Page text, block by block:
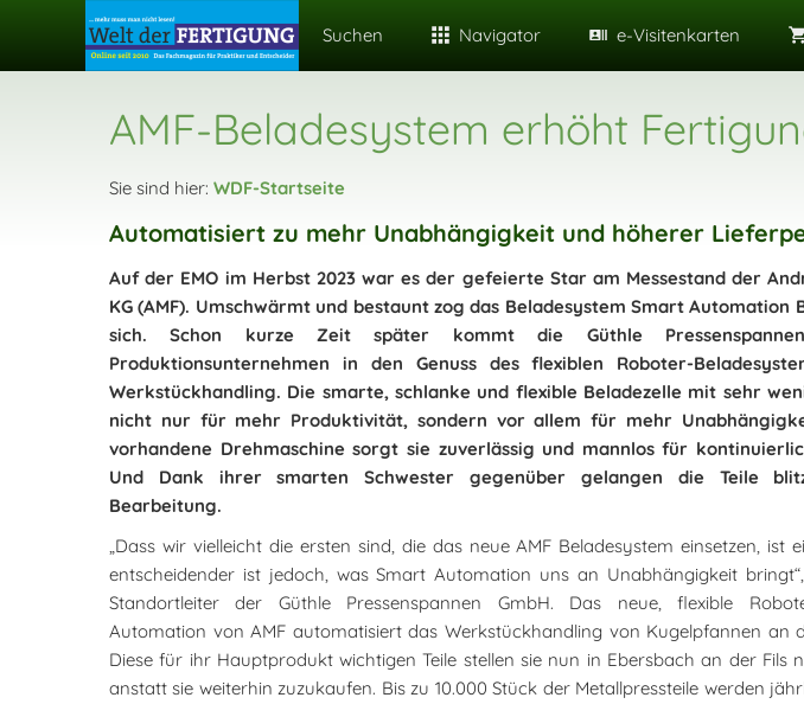
Suchen Navigator e-Visitenkarten
AMF-Beladesystem erhöht
Sie sind hier: WDF-Startseite
Automatisiert zu mehr Unabhängigkeit und höherer
Auf der EMO im Herbst 2023 war es der gefeierte Star am Messestand der
KG (AMF). Umschwärmt und bestaunt zog das Beladesystem Smart Automation
sich. Schon kurze Zeit später kommt die Güthle
Produktionsunternehmen in den Genuss des flexiblen Roboter-
Werkstückhandling. Die smarte, schlanke und flexible Beladezelle mit sehr
nicht nur für mehr Produktivität, sondern vor allem für mehr
vorhandene Drehmaschine sorgt sie zuverlässig und mannlos für
Und Dank ihrer smarten Schwester gegenüber gelangen die Teile
Bearbeitung.
„Dass wir vielleicht die ersten sind, die das neue AMF Beladesystem einsetzen, ist
entscheidender ist jedoch, was Smart Automation uns an Unabhängigkeit
Standortleiter der Güthle Pressenspannen GmbH. Das neue, flexible
Automation von AMF automatisiert das Werkstückhandling von Kugelpfannen an
Diese für ihr Hauptprodukt wichtigen Teile stellen sie nun in Ebersbach an der Fils
anstatt sie weiterhin zuzukaufen. Bis zu 10.000 Stück der Metallpressteile werden